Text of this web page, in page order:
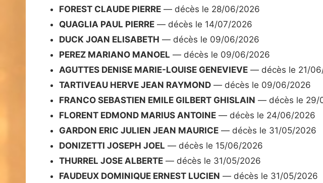
FOREST CLAUDE PIERRE — décès le 28/06/2026
QUAGLIA PAUL PIERRE — décès le 14/07/2026
DUCK JOAN ELISABETH — décès le 09/06/2026
PEREZ MARIANO MANOEL — décès le 09/06/2026
AGUTTES DENISE MARIE-LOUISE GENEVIEVE — décès le 21/
TARTIVEAU HERVE JEAN RAYMOND — décès le 09/06/2026
FRANCO SEBASTIEN EMILE GILBERT GHISLAIN — décès le 29/
FLORENT EDMOND MARIUS ANTOINE — décès le 24/06/2026
GARDON ERIC JULIEN JEAN MAURICE — décès le 31/05/2026
DONIZETTI JOSEPH JOEL — décès le 15/06/2026
THURREL JOSE ALBERTE — décès le 31/05/2026
FAUDEUX DOMINIQUE ERNEST LUCIEN — décès le 31/05/2026